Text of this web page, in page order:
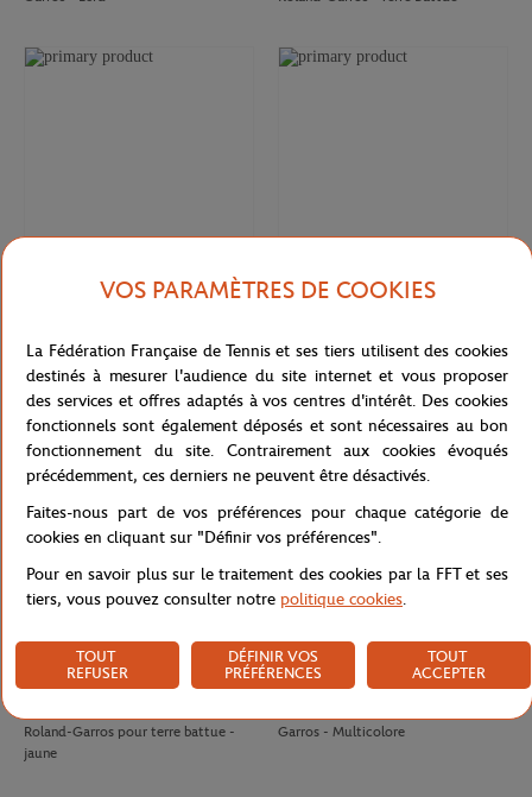
Polo Ramasseur unisexe Lacoste x
Roland-Garros - Marine
Polo Arbitre Homme Lacoste x
WILSON 10,50 €
Roland-Garros pour terre battue -
jaune
WILSON 8,00
Garros - Multicolore
VOS PARAMÈTRES DE COOKIES
La Fédération Française de Tennis et ses tiers utilisent des cookies
destinés à mesurer l'audience du site internet et vous proposer
des services et offres adaptés à vos centres d'intérêt. Des cookies
fonctionnels sont également déposés et sont nécessaires au bon
fonctionnement du site. Contrairement aux cookies évoqués
précédemment, ces derniers ne peuvent être désactivés.
Faites-nous part de vos préférences pour chaque catégorie de
cookies en cliquant sur "Définir vos préférences".
Pour en savoir plus sur le traitement des cookies par la FFT et ses
tiers, vous pouvez consulter notre politique cookies.
TOUT
REFUSER
DÉFINIR VOS
PRÉFÉRENCES
TOUT
ACCEPTER